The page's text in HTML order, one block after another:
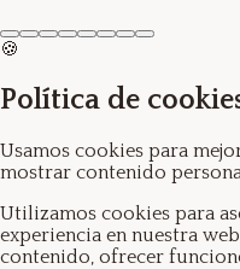
🍪
Política de
Usamos cookies para
mostrar contenido
Utilizamos cookies para
experiencia en nuestra
contenido, ofrecer